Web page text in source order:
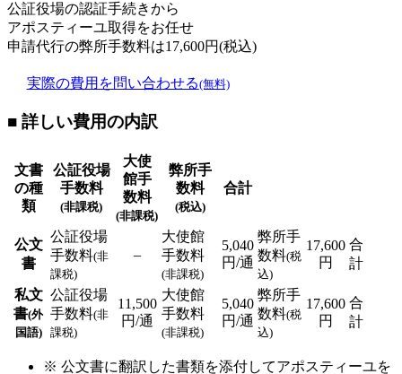
公証役場の認証手続きから
アポスティーユ取得をお任せ
申請代行の弊所手数料は17,600円(税込)
実際の費用を問い合わせる(無料)
■ 詳しい費用の内訳
文書
の種
類
公証役場
手数料
(非課税)
大使
館手
数料
(非課税)
弊所手
数料
(税込)
合計
公文
書
公証役場
手数料(非
課税)
–
大使館
手数料
(非課税)
5,040
円/通
弊所手
数料(税
込)
17,600
円
合
計
私文
書(外
国語)
公証役場
手数料(非
課税)
11,500
円/通
大使館
手数料
(非課税)
5,040
円/通
弊所手
数料(税
込)
17,600
円
合
計
※ 公文書に翻訳した書類を添付してアポスティーユを